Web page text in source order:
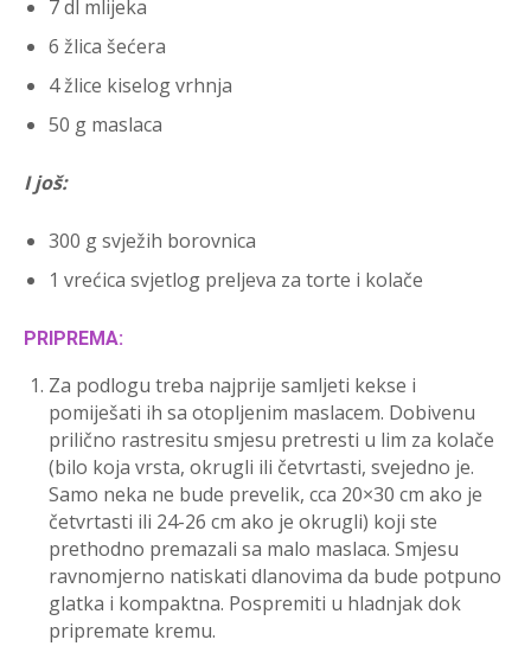
7 dl mlijeka
6 žlica šećera
4 žlice kiselog vrhnja
50 g maslaca
I još:
300 g svježih borovnica
1 vrećica svjetlog preljeva za torte i kolače
PRIPREMA:
Za podlogu treba najprije samljeti kekse i
pomiješati ih sa otopljenim maslacem. Dobivenu
prilično rastresitu smjesu pretresti u lim za kolače
(bilo koja vrsta, okrugli ili četvrtasti, svejedno je.
Samo neka ne bude prevelik, cca 20×30 cm ako je
četvrtasti ili 24-26 cm ako je okrugli) koji ste
prethodno premazali sa malo maslaca. Smjesu
ravnomjerno natiskati dlanovima da bude potpuno
glatka i kompaktna. Pospremiti u hladnjak dok
pripremate kremu.